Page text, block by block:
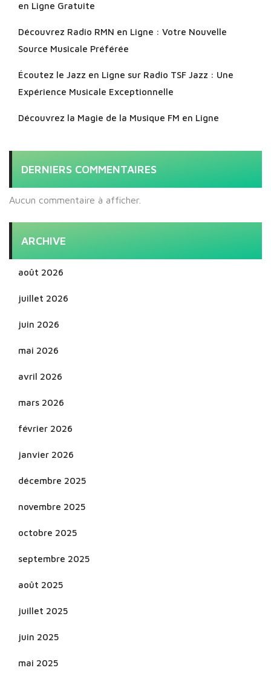
en Ligne Gratuite
Découvrez Radio RMN en Ligne : Votre Nouvelle
Source Musicale Préférée
Écoutez le Jazz en Ligne sur Radio TSF Jazz : Une
Expérience Musicale Exceptionnelle
Découvrez la Magie de la Musique FM en Ligne
DERNIERS COMMENTAIRES
Aucun commentaire à afficher.
ARCHIVE
août 2026
juillet 2026
juin 2026
mai 2026
avril 2026
mars 2026
février 2026
janvier 2026
décembre 2025
novembre 2025
octobre 2025
septembre 2025
août 2025
juillet 2025
juin 2025
mai 2025